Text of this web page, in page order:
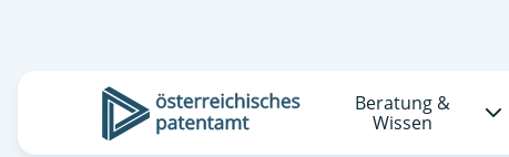
Logo
Beratung &
Wissen